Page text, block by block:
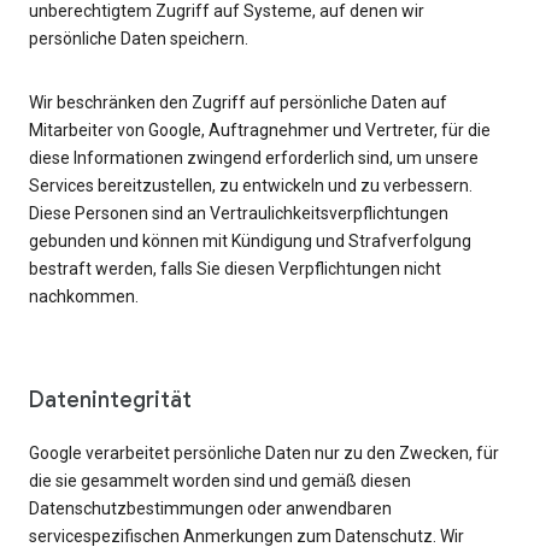
unberechtigtem Zugriff auf Systeme, auf denen wir
persönliche Daten speichern.
Wir beschränken den Zugriff auf persönliche Daten auf
Mitarbeiter von Google, Auftragnehmer und Vertreter, für die
diese Informationen zwingend erforderlich sind, um unsere
Services bereitzustellen, zu entwickeln und zu verbessern.
Diese Personen sind an Vertraulichkeitsverpflichtungen
gebunden und können mit Kündigung und Strafverfolgung
bestraft werden, falls Sie diesen Verpflichtungen nicht
nachkommen.
Datenintegrität
Google verarbeitet persönliche Daten nur zu den Zwecken, für
die sie gesammelt worden sind und gemäß diesen
Datenschutzbestimmungen oder anwendbaren
servicespezifischen Anmerkungen zum Datenschutz. Wir